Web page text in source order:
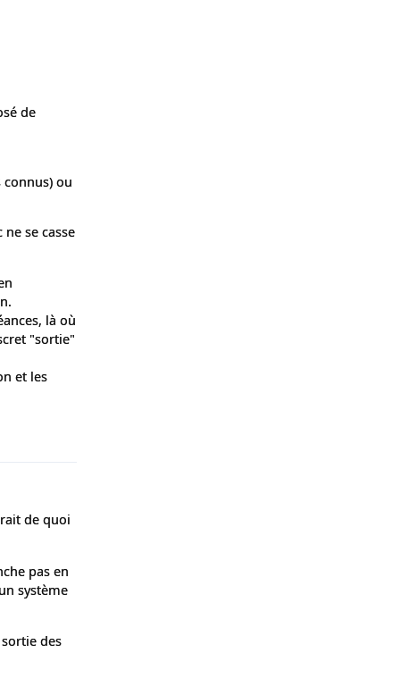
de
connus) ou
se casse
là où
"sortie"
et les
de quoi
pas en
système
des